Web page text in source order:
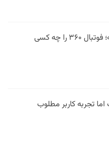
فیلتر در وقت اضافه؛ فوتبال ۳۶۰ را چه کسی
تجربه کاربر مطلوب